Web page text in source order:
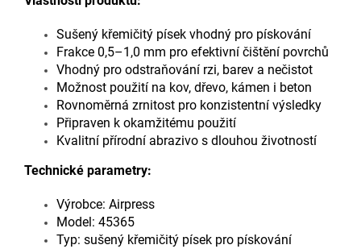
Sušený křemičitý písek vhodný pro pískování
Frakce 0,5–1,0 mm pro efektivní čištění povrchů
Vhodný pro odstraňování rzi, barev a nečistot
Možnost použití na kov, dřevo, kámen i beton
Rovnoměrná zrnitost pro konzistentní výsledky
Připraven k okamžitému použití
Kvalitní přírodní abrazivo s dlouhou životností
Technické parametry:
Výrobce: Airpress
Model: 45365
Typ: sušený křemičitý písek pro pískování